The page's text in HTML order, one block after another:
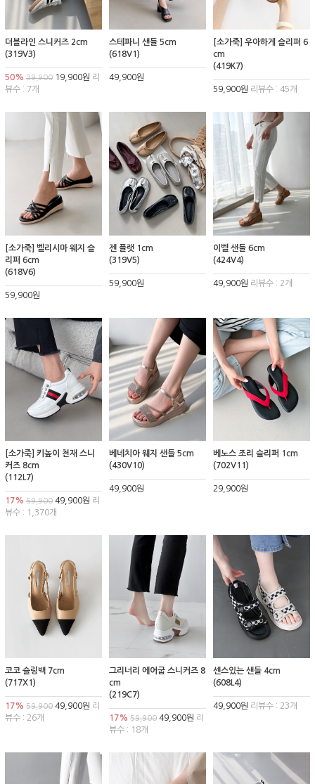
더블라인 스니커즈 2cm
(319V3)
50% 39,900 19,900원 리
뷰수 : 7개
스테파니 샌들 5cm
(618V1)
49,900원
[소가죽] 우아하게 슬리퍼 6
cm
(419K7)
59,900원 리뷰수 : 45개
[소가죽] 벨리시마 웨지 슬
리퍼 6cm
(618V6)
59,900원
젠 플랫 1cm
(319V5)
59,900원
이벨 샌들 6cm
(424V4)
49,900원 리뷰수 : 2개
[소가죽] 키높이 천재 스니
커즈 8cm
(112L7)
17% 59,900 49,900원 리
뷰수 : 1,370개
베네치아 웨지 샌들 5cm
(430V10)
49,900원
베노스 조리 슬리퍼 1cm
(702V11)
29,900원
코코 슬링백 7cm
(717X1)
17% 59,900 49,900원 리
뷰수 : 26개
그리너리 에어굽 스니커즈 8
cm
(219C7)
17% 59,90049,900원 리
뷰수 : 18개
센스있는 샌들 4cm
(608L4)
49,900원 리뷰수 : 23개